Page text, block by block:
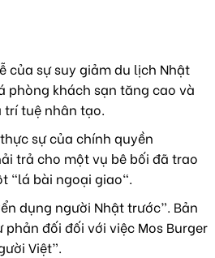
của sự suy giảm du lịch Nhật
phòng khách sạn tăng cao và
trí tuệ nhân tạo.
sự của chính quyền
trả cho một vụ bê bối đã trao
"lá bài ngoại giao".
dụng người Nhật trước”. Bản
đối đối với việc Mos Burger
Việt”.